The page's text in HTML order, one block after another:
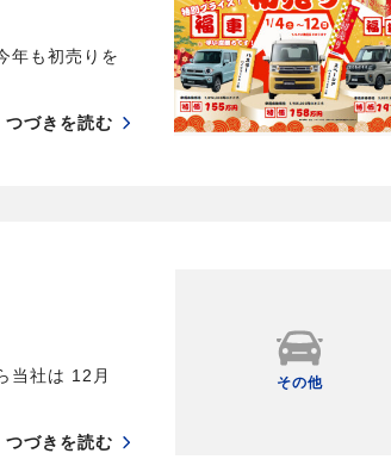
年も初売りを
つづきを読む
当社は 12月
つづきを読む
その他